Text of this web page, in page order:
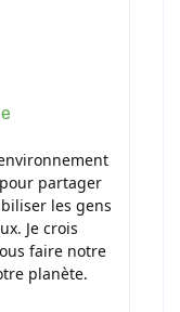
pour partager
les gens
Je crois
faire notre
planète.